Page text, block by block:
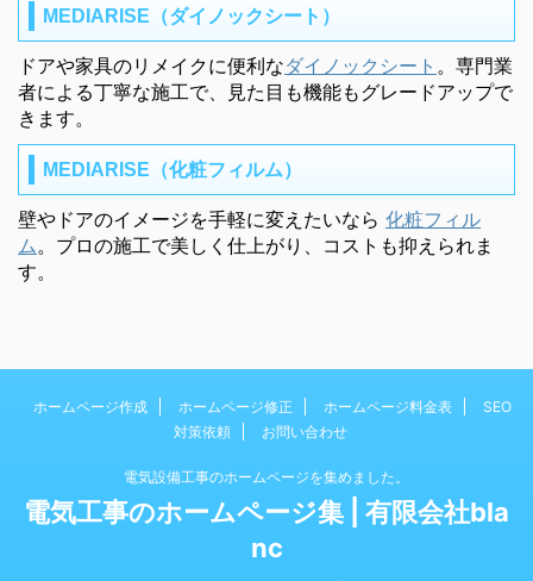
MEDIARISE（ダイノックシート）
ドアや家具のリメイクに便利なダイノックシート 。専門業
者による丁寧な施工で、見た目も機能もグレードアップで
きます。
MEDIARISE（化粧フィルム）
壁やドアのイメージを手軽に変えたいなら 化粧フィル
ム 。プロの施工で美しく仕上がり、コストも抑えられま
す。
ホームページ作成 ホームページ修正 ホームページ料金表
SEO
対策依頼
お問い合わせ
電気設備工事のホームページを集めました。
電気工事のホームページ集 | 有限会社bla
nc